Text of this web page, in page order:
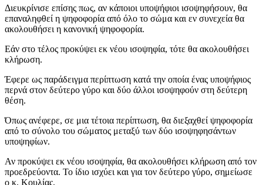
Διευκρίνισε επίσης πως, αν κάποιοι υποψήφιοι ισοψηφήσουν, θα
επαναληφθεί η ψηφοφορία από όλο το σώμα και εν συνεχεία θα
ακολουθήσει η κανονική ψηφοφορία.
Εάν στο τέλος προκύψει εκ νέου ισοψηφία, τότε θα ακολουθήσει
κλήρωση.
Έφερε ως παράδειγμα περίπτωση κατά την οποία ένας υποψήφιος
περνά στον δεύτερο γύρο και δύο άλλοι ισοψηφούν στη δεύτερη
θέση.
Όπως ανέφερε, σε μια τέτοια περίπτωση, θα διεξαχθεί ψηφοφορία
από το σύνολο του σώματος μεταξύ των δύο ισοψηφησάντων
υποψηφίων.
Αν προκύψει εκ νέου ισοψηφία, θα ακολουθήσει κλήρωση από τον
προεδρεύοντα. Το ίδιο ισχύει και για τον δεύτερο γύρο, σημείωσε
ο κ. Κουλίας.